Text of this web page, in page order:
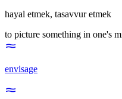
hayal etmek, tasavvur etmek
to picture something in one's
envisage